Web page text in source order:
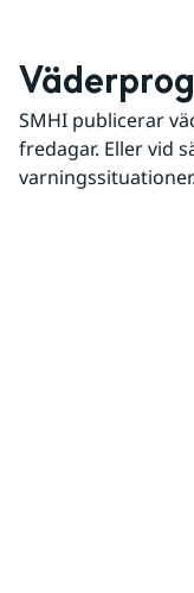
SMHI publicerar
fredagar. Eller vid
varningssituationer.